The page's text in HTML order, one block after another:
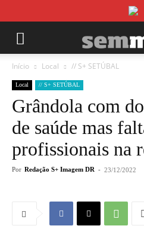
Início Local // S+ SETÚBAL
Local // S+ SETÚBAL
Grândola com
de saúde mas
profissionais na
Por Redação S+ Imagem DR - 23/12/2022